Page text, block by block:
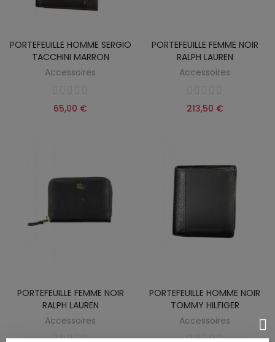
PORTEFEUILLE HOMME SERGIO
TACCHINI MARRON
Accessoires
65,00 €
PORTEFEUILLE FEMME NOIR
RALPH LAUREN
Accessoires
213,50 €
PORTEFEUILLE FEMME NOIR
RALPH LAUREN
Accessoires
PORTEFEUILLE HOMME NOIR
TOMMY HILFIGER
Accessoires